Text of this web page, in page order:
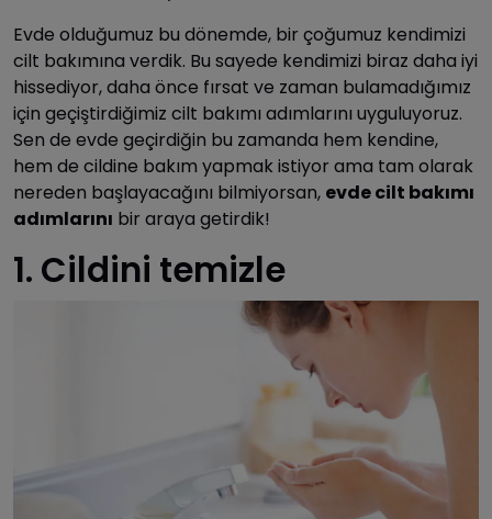
Evde olduğumuz bu dönemde, bir çoğumuz kendimizi
cilt bakımına verdik. Bu sayede kendimizi biraz daha iyi
hissediyor, daha önce fırsat ve zaman bulamadığımız
için geçiştirdiğimiz cilt bakımı adımlarını uyguluyoruz.
Sen de evde geçirdiğin bu zamanda hem kendine,
hem de cildine bakım yapmak istiyor ama tam olarak
nereden başlayacağını bilmiyorsan, evde cilt bakımı
adımlarını bir araya getirdik!
1. Cildini temizle